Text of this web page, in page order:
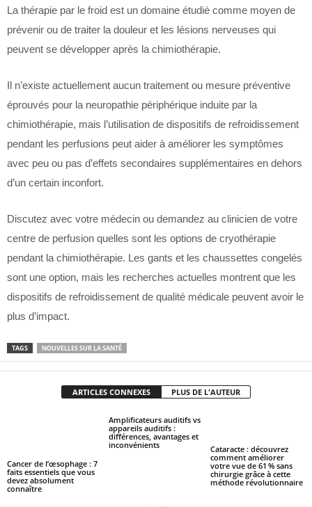
La thérapie par le froid est un domaine étudié comme moyen de
prévenir ou de traiter la douleur et les lésions nerveuses qui
peuvent se développer après la chimiothérapie.
Il n’existe actuellement aucun traitement ou mesure préventive
éprouvés pour la neuropathie périphérique induite par la
chimiothérapie, mais l’utilisation de dispositifs de refroidissement
pendant les perfusions peut aider à améliorer les symptômes
avec peu ou pas d’effets secondaires supplémentaires en dehors
d’un certain inconfort.
Discutez avec votre médecin ou demandez au clinicien de votre
centre de perfusion quelles sont les options de cryothérapie
pendant la chimiothérapie. Les gants et les chaussettes congelés
sont une option, mais les recherches actuelles montrent que les
dispositifs de refroidissement de qualité médicale peuvent avoir le
plus d’impact.
TAGS NOUVELLES SUR LA SANTÉ
ARTICLES CONNEXES PLUS DE L'AUTEUR
Cancer de l’œsophage : 7
faits essentiels que vous
devez absolument
connaître
Amplificateurs auditifs vs
appareils auditifs :
différences, avantages et
inconvénients
Cataracte : découvrez
comment améliorer
votre vue de 61 % sans
chirurgie grâce à cette
méthode révolutionnaire